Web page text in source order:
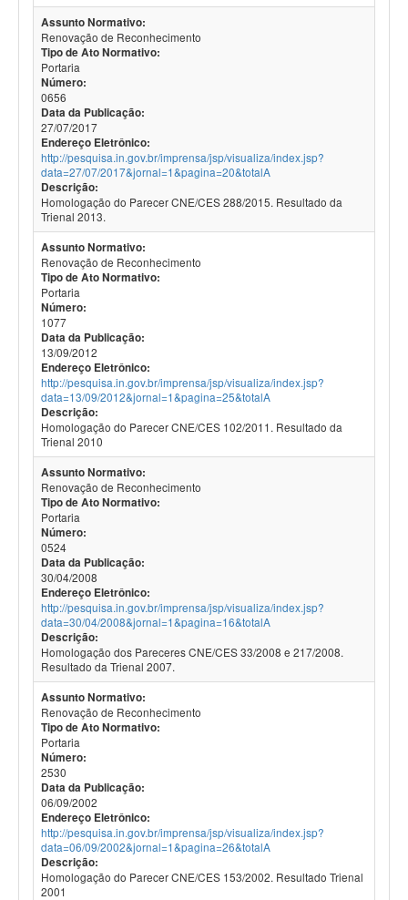
Assunto Normativo:
Renovação de Reconhecimento
Tipo de Ato Normativo:
Portaria
Número:
0656
Data da Publicação:
27/07/2017
Endereço Eletrônico:
http://pesquisa.in.gov.br/imprensa/jsp/visualiza/index.jsp?
data=27/07/2017&jornal=1&pagina=20&totalA
Descrição:
Homologação do Parecer CNE/CES 288/2015. Resultado da
Trienal 2013.
Assunto Normativo:
Renovação de Reconhecimento
Tipo de Ato Normativo:
Portaria
Número:
1077
Data da Publicação:
13/09/2012
Endereço Eletrônico:
http://pesquisa.in.gov.br/imprensa/jsp/visualiza/index.jsp?
data=13/09/2012&jornal=1&pagina=25&totalA
Descrição:
Homologação do Parecer CNE/CES 102/2011. Resultado da
Trienal 2010
Assunto Normativo:
Renovação de Reconhecimento
Tipo de Ato Normativo:
Portaria
Número:
0524
Data da Publicação:
30/04/2008
Endereço Eletrônico:
http://pesquisa.in.gov.br/imprensa/jsp/visualiza/index.jsp?
data=30/04/2008&jornal=1&pagina=16&totalA
Descrição:
Homologação dos Pareceres CNE/CES 33/2008 e 217/2008.
Resultado da Trienal 2007.
Assunto Normativo:
Renovação de Reconhecimento
Tipo de Ato Normativo:
Portaria
Número:
2530
Data da Publicação:
06/09/2002
Endereço Eletrônico:
http://pesquisa.in.gov.br/imprensa/jsp/visualiza/index.jsp?
data=06/09/2002&jornal=1&pagina=26&totalA
Descrição:
Homologação do Parecer CNE/CES 153/2002. Resultado Trienal
2001